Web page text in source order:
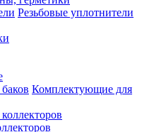
Резьбовые уплотнители
Комплектующие для